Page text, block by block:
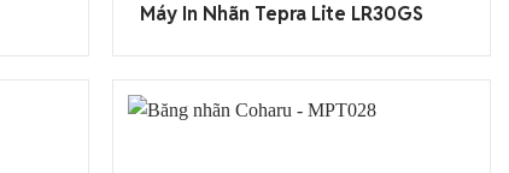
Máy In Nhãn Tepra Lite LR30GS